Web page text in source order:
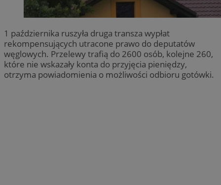
1 października ruszyła druga transza wypłat
rekompensujących utracone prawo do deputatów
węglowych. Przelewy trafią do 2600 osób, kolejne 260,
które nie wskazały konta do przyjęcia pieniędzy,
otrzyma powiadomienia o możliwości odbioru gotówki.